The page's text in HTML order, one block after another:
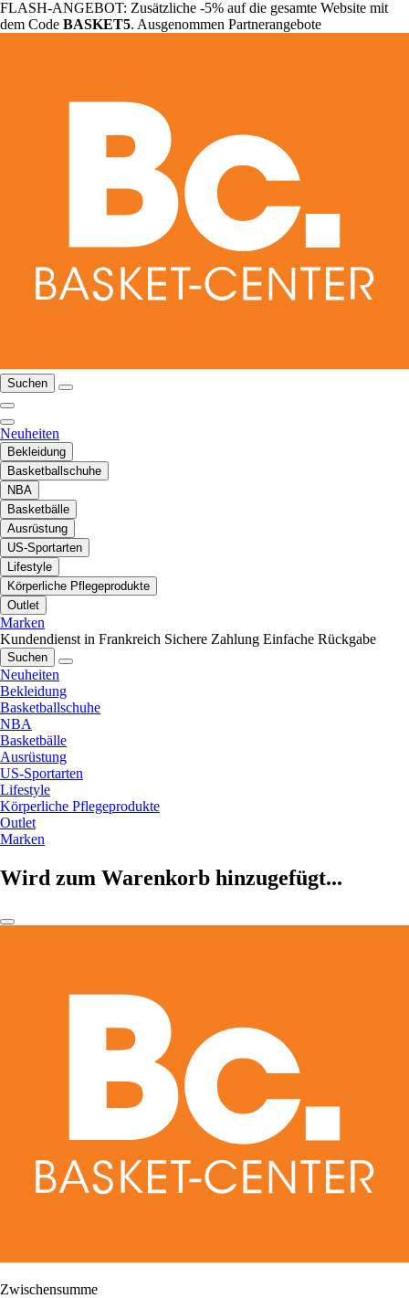
FLASH-ANGEBOT: Zusätzliche -5% auf die gesamte Website mit
dem Code BASKET5. Ausgenommen Partnerangebote
Suchen
Neuheiten
Bekleidung
Basketballschuhe
NBA
Basketbälle
Ausrüstung
US-Sportarten
Lifestyle
Körperliche Pflegeprodukte
Outlet
Marken
Kundendienst in Frankreich Sichere Zahlung Einfache Rückgabe
Suchen
Neuheiten
Bekleidung
Basketballschuhe
NBA
Basketbälle
Ausrüstung
US-Sportarten
Lifestyle
Körperliche Pflegeprodukte
Outlet
Marken
Wird zum Warenkorb hinzugefügt...
Zwischensumme